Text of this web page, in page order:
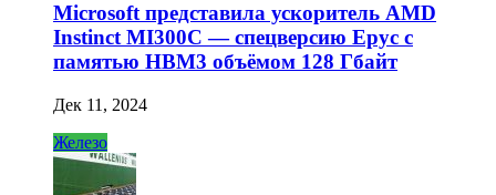
Microsoft представила ускоритель AMD
Instinct MI300C — спецверсию Epyc с
памятью HBM3 объёмом 128 Гбайт
Дек 11, 2024
Железо